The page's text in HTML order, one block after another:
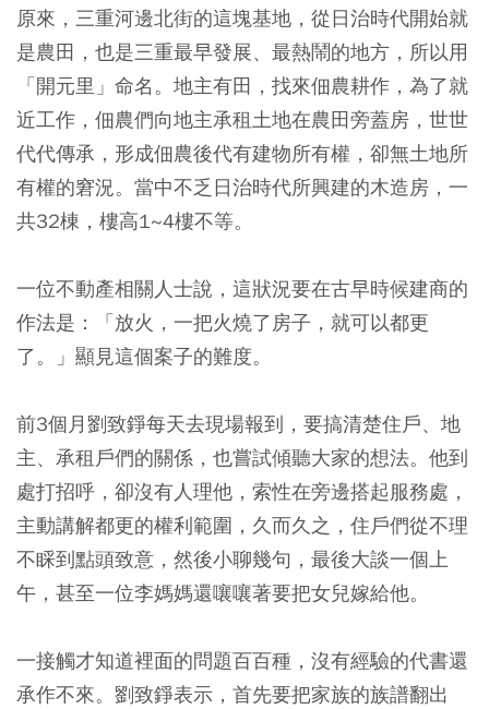
原來，三重河邊北街的這塊基地，從日治時代開始就
是農田，也是三重最早發展、最熱鬧的地方，所以用
「開元里」命名。地主有田，找來佃農耕作，為了就
近工作，佃農們向地主承租土地在農田旁蓋房，世世
代代傳承，形成佃農後代有建物所有權，卻無土地所
有權的窘況。當中不乏日治時代所興建的木造房，一
共32棟，樓高1~4樓不等。
一位不動產相關人士說，這狀況要在古早時候建商的
作法是：「放火，一把火燒了房子，就可以都更
了。」顯見這個案子的難度。
前3個月劉致錚每天去現場報到，要搞清楚住戶、地
主、承租戶們的關係，也嘗試傾聽大家的想法。他到
處打招呼，卻沒有人理他，索性在旁邊搭起服務處，
主動講解都更的權利範圍，久而久之，住戶們從不理
不睬到點頭致意，然後小聊幾句，最後大談一個上
午，甚至一位李媽媽還嚷嚷著要把女兒嫁給他。
一接觸才知道裡面的問題百百種，沒有經驗的代書還
承作不來。劉致錚表示，首先要把家族的族譜翻出